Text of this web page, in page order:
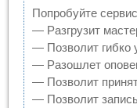
Попробуйте
— Разгрузит
— Позволит гибко
— Разошлет
— Позволит
— Позволит